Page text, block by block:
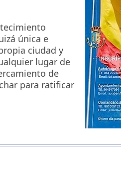
única e
ciudad y
lugar de
de
para ratificar